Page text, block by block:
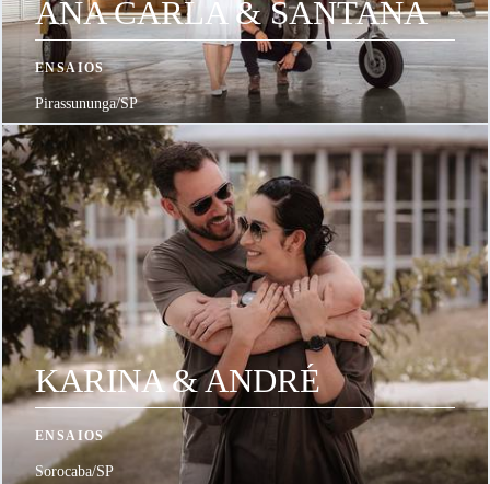
ANA CARLA & SANTANA
ENSAIOS
Pirassununga/SP
KARINA & ANDRÉ
ENSAIOS
Sorocaba/SP